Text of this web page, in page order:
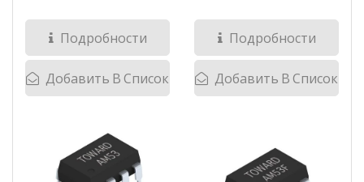
Подробности
Добавить В Список
Подробности
Добавить В Список